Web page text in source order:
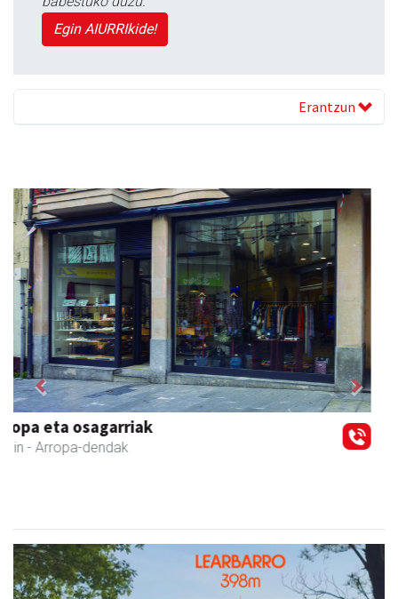
Egin AIURRIkide!
Erantzun
Urrats inprimategia
Andoain - Inprimategiak
Previous Next